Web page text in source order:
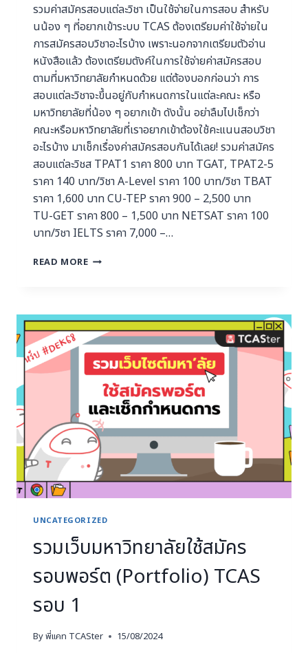
รวมค่าสมัครสอบแต่ละวิชา เป็นใช้จ่ายในการสอบ สำหรับ
นน้อง ๆ ที่อยากเข้าระบบ TCAS ต้องเตรียมค่าใช้จ่ายใน
การสมัครสอบวิชาอะไรบ้าง เพราะนอกจากเตรียมตัวอ่าน
หนังสือแล้ว ต้องเตรียมตังค์ในการใช้จ่ายค่าสมัครสอบ
ตามที่มหาวิทยาลัยกำหนดด้วย แต่ต้องบอกก่อนว่า การ
สอบแต่ละวิชาจะขึ้นอยู่กับกำหนดการในแต่ละคณะ หรือ
มหาวิทยาลัยที่น้อง ๆ อยากเข้า ดังนั้น อย่าลืมไปเช็กว่า
คณะหรือมหาวิทยาลัยที่เราอยากเข้าต้องใช้คะแนนสอบวิชา
อะไรบ้าง มาเช็กเรื่องค่าสมัครสอบกันได้เลย! รวมค่าสมัคร
สอบแต่ละวิชส TPAT1 ราคา 800 บาท TGAT, TPAT2-5
ราคา 140 บาท/วิชา A-Level ราคา 100 บาท/วิชา TBAT
ราคา 1,600 บาท CU-TEP ราคา 900 – 2,500 บาท
TU-GET ราคา 800 – 1,500 บาท NETSAT ราคา 100
บาท/วิชา IELTS ราคา 7,000 –…
READ MORE
UNCATEGORIZED
รวมเว็บมหาวิทยาลัยใช้สมัคร
รอบพอร์ต (Portfolio) TCAS
รอบ 1
Byพี่แคท TCASter 15/08/2024